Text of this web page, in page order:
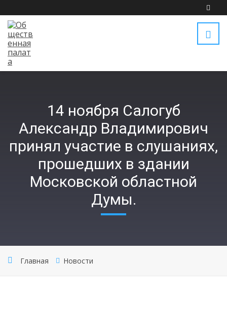
14 ноября Салогуб
Александр Владимирович
принял участие в слушаниях,
прошедших в здании
Московской областной
Думы.
Главная Новости